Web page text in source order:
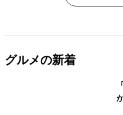
グルメの新着